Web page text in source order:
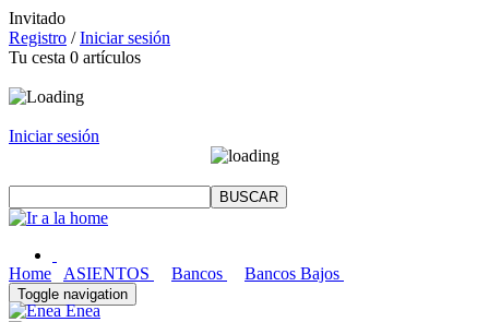
Invitado
Registro /Iniciar sesión
Tu cesta 0 artículos
Iniciar sesión
Toggle navigation
Home ASIENTOS Bancos
Bancos Bajos
Enea